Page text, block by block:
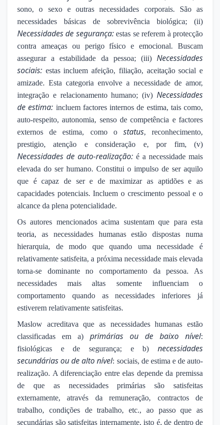
sono, o sexo e outras necessidades corporais. São as
necessidades básicas de sobrevivência biológica; (ii)
Necessidades de segurança:estas se referem à protecção
contra ameaças ou perigo físico e emocional. Buscam
assegurar a estabilidade da pessoa; (iii) Necessidades
sociais: estas incluem afeição, filiação, aceitação social e
amizade. Esta categoria envolve a necessidade de amor,
integração e relacionamento humano; (iv) Necessidades
de estima: incluem factores internos de estima, tais como,
auto-respeito, autonomia, senso de competência e factores
externos de estima, como o status, reconhecimento,
prestigio, atenção e consideração e, por fim, (v)
Necessidades de auto-realização: é a necessidade mais
elevada do ser humano. Constitui o impulso de ser aquilo
que é capaz de ser e de maximizar as aptidões e as
capacidades potenciais. Incluem o crescimento pessoal e o
alcance da plena potencialidade.
Os autores mencionados acima sustentam que para esta
teoria, as necessidades humanas estão dispostas numa
hierarquia, de modo que quando uma necessidade é
relativamente satisfeita, a próxima necessidade mais elevada
torna-se dominante no comportamento da pessoa. As
necessidades mais altas somente influenciam o
comportamento quando as necessidades inferiores já
estiverem relativamente satisfeitas.
Maslow acreditava que as necessidades humanas estão
classificadas em a) primárias ou de baixo nível:
fisiológicas e de segurança; e b) necessidades
secundárias ou de alto nível: sociais, de estima e de auto-
realização. A diferenciação entre elas depende da premissa
de que as necessidades primárias são satisfeitas
externamente, através da remuneração, contractos de
trabalho, condições de trabalho, etc., ao passo que as
secundárias são satisfeitas internamente, isto é, de dentro de